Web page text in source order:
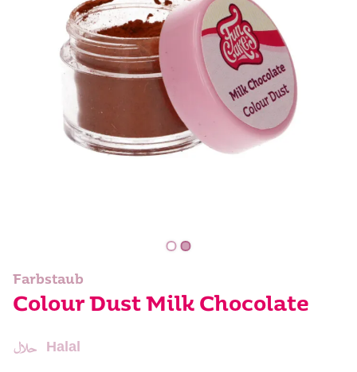
Suche
Farbstaub
Colour Dust Milk Chocolate
Halal